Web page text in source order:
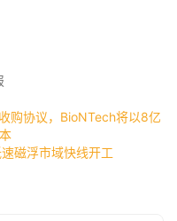
购协议，BioNTech将以8亿
磁浮市域快线开工